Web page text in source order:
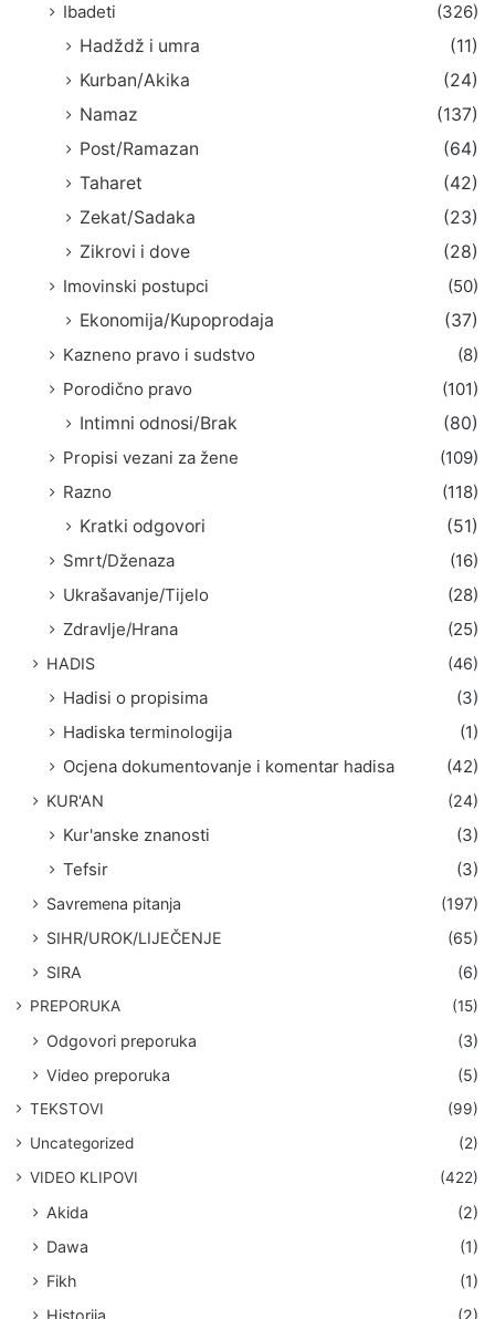
Ibadeti
(326)
Hadždž i umra
(11)
Kurban/Akika
(24)
Namaz
(137)
Post/Ramazan
(64)
Taharet
(42)
Zekat/Sadaka
(23)
Zikrovi i dove
(28)
Imovinski postupci
(50)
Ekonomija/Kupoprodaja
(37)
Kazneno pravo i sudstvo
(8)
Porodično pravo
(101)
Intimni odnosi/Brak
(80)
Propisi vezani za žene
(109)
Razno
(118)
Kratki odgovori
(51)
Smrt/Dženaza
(16)
Ukrašavanje/Tijelo
(28)
Zdravlje/Hrana
(25)
HADIS (46)
Hadisi o propisima
(3)
Hadiska terminologija
(1)
Ocjena dokumentovanje i komentar hadisa
(42)
KUR'AN (24)
Kur'anske znanosti
(3)
Tefsir
(3)
Savremena pitanja
(197)
SIHR/UROK/LIJEČENJE
(65)
SIRA
(6)
PREPORUKA (15)
Odgovori preporuka
(3)
Video preporuka
(5)
TEKSTOVI
(99)
Uncategorized
(2)
VIDEO KLIPOVI
(422)
Akida
(2)
Dawa
(1)
Fikh
(1)
Historija
(2)